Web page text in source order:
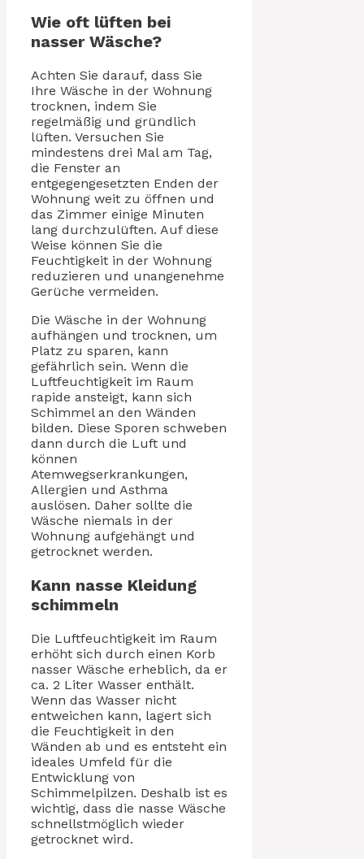
Wie oft lüften bei
nasser Wäsche?
Achten Sie darauf, dass Sie
Ihre Wäsche in der Wohnung
trocknen, indem Sie
regelmäßig und gründlich
lüften. Versuchen Sie
mindestens drei Mal am Tag,
die Fenster an
entgegengesetzten Enden der
Wohnung weit zu öffnen und
das Zimmer einige Minuten
lang durchzulüften. Auf diese
Weise können Sie die
Feuchtigkeit in der Wohnung
reduzieren und unangenehme
Gerüche vermeiden.
Die Wäsche in der Wohnung
aufhängen und trocknen, um
Platz zu sparen, kann
gefährlich sein. Wenn die
Luftfeuchtigkeit im Raum
rapide ansteigt, kann sich
Schimmel an den Wänden
bilden. Diese Sporen schweben
dann durch die Luft und
können
Atemwegserkrankungen,
Allergien und Asthma
auslösen. Daher sollte die
Wäsche niemals in der
Wohnung aufgehängt und
getrocknet werden.
Kann nasse Kleidung
schimmeln
Die Luftfeuchtigkeit im Raum
erhöht sich durch einen Korb
nasser Wäsche erheblich, da er
ca. 2 Liter Wasser enthält.
Wenn das Wasser nicht
entweichen kann, lagert sich
die Feuchtigkeit in den
Wänden ab und es entsteht ein
ideales Umfeld für die
Entwicklung von
Schimmelpilzen. Deshalb ist es
wichtig, dass die nasse Wäsche
schnellstmöglich wieder
getrocknet wird.